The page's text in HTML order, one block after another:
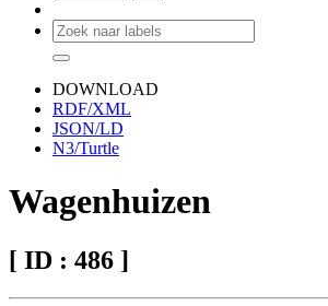
DOWNLOAD
RDF/XML
JSON/LD
N3/Turtle
Wagenhuizen
[ ID : 486 ]